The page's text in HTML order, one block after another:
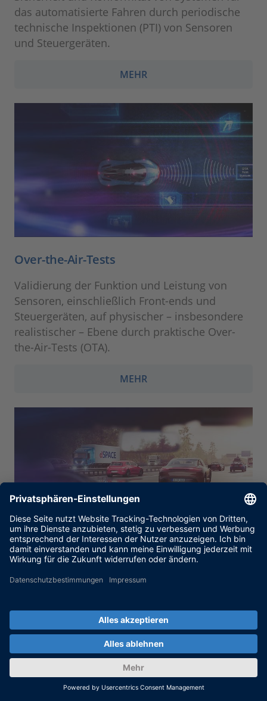
das automatisierte Fahren durch periodische
technische Inspektionen (PTI) von Sensoren
und Steuergeräten.
MEHR
Over-the-Air-Tests
Validierung der Funktion und Leistung von
Sensoren, einschließlich Front-ends und
Steuergeräten, auf physischer – insbesondere
realistischer – Ebene durch praktische Over-
the-Air-Tests (OTA).
MEHR
AURELION
und zu validieren – mit AURELION, der
Software-Lösung für sensorrealistische
Simulation.
MEHR